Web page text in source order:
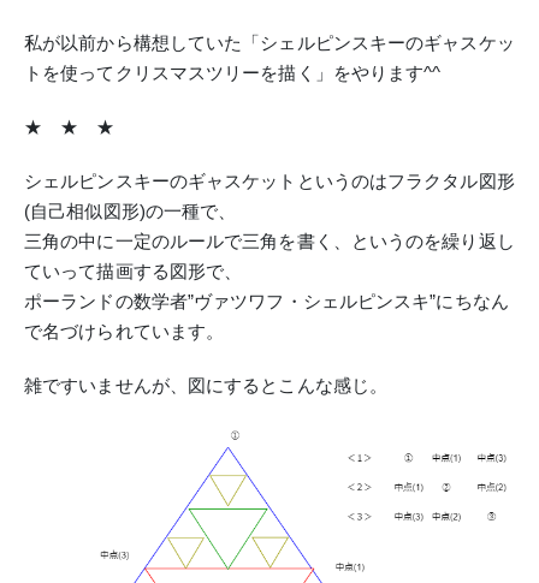
私が以前から構想していた「シェルピンスキーのギャスケッ
トを使ってクリスマスツリーを描く」をやります^^
★ ★ ★
シェルピンスキーのギャスケットというのはフラクタル図形
(自己相似図形)の一種で、
三角の中に一定のルールで三角を書く、というのを繰り返し
ていって描画する図形で、
ポーランドの数学者”ヴァツワフ・シェルピンスキ”にちなん
で名づけられています。
雑ですいませんが、図にするとこんな感じ。